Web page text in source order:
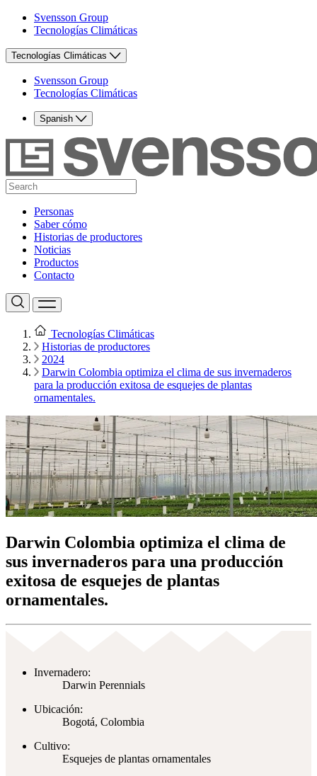
Svensson Group
Tecnologías Climáticas
Tecnologías Climáticas
Svensson Group
Tecnologías Climáticas
Spanish
Personas
Saber cómo
Historias de productores
Noticias
Productos
Contacto
Tecnologías Climáticas
Historias de productores
2024
Darwin Colombia optimiza el clima de sus invernaderos
para la producción exitosa de esquejes de plantas
ornamentales.
Darwin Colombia optimiza el clima de
sus invernaderos para una producción
exitosa de esquejes de plantas
ornamentales.
Invernadero:
Darwin Perennials
Ubicación:
Bogotá, Colombia
Cultivo:
Esquejes de plantas ornamentales